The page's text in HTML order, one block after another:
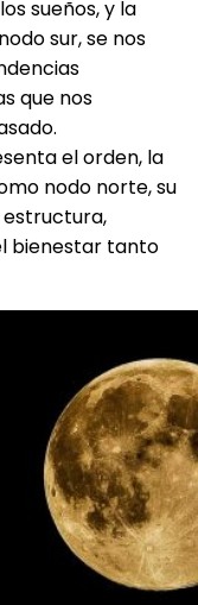
sueños, y la
sur, se nos
que nos
el orden, la
nodo norte, su
bienestar tanto